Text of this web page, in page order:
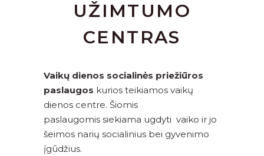
UŽIMTUMO
CENTRAS
Vaikų dienos socialinės priežiūros
paslaugos kurios teikiamos vaikų
dienos centre. Šiomis
paslaugomis siekiama ugdyti vaiko ir jo
šeimos narių socialinius bei gyvenimo
įgūdžius.